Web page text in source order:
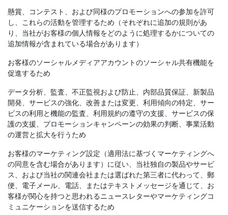
懸賞、コンテスト、および同様のプロモーションへの参加を許可
し、これらの活動を管理するため（それぞれに追加の規則があ
り、当社がお客様の個人情報をどのように処理するかについての
追加情報が含まれている場合があります）
お客様のソーシャルメディアアカウントのソーシャル共有機能を
促進するため
データ分析、監査、不正監視および防止、内部品質保証、新製品
開発、サービスの強化、改善または変更、利用傾向の特定、サー
ビスの利用と機能の監査、利用規約の遵守の支援、サービスの保
護の支援、プロモーションキャンペーンの効果の判断、事業活動
の運営と拡大を行うため
お客様のマーケティング設定（適用法に基づくマーケティングへ
の同意を含む場合があります）に従い、当社独自の製品やサービ
ス、および当社の関連会社または選ばれた第三者に代わって、郵
便、電子メール、電話、またはテキストメッセージを通じて、お
客様が関心を持つと思われるニュースレターやマーケティングコ
ミュニケーションを送信するため